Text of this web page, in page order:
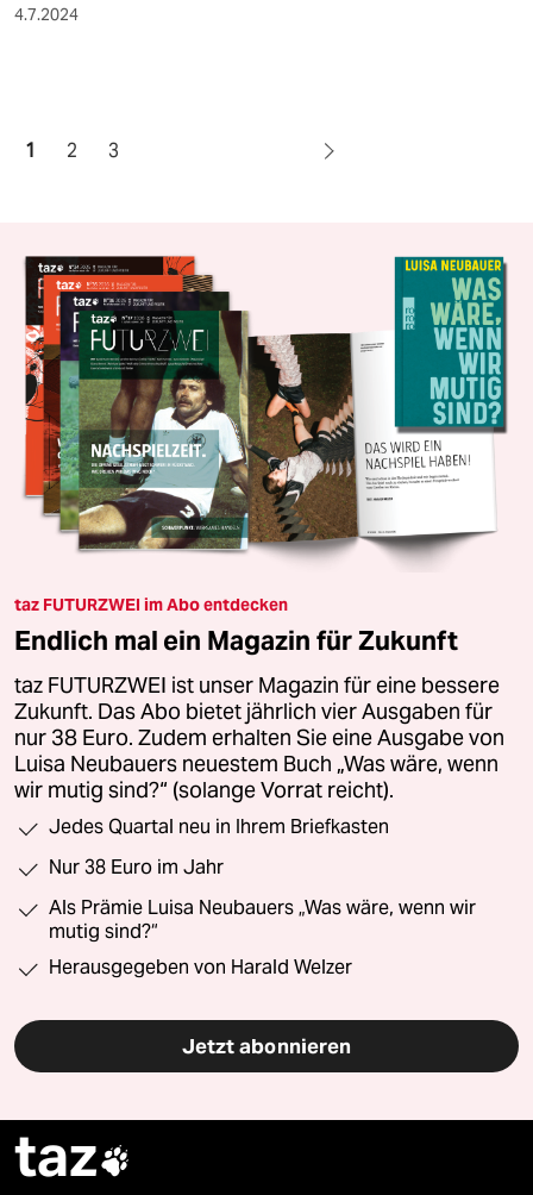
4.7.2024
1 2 3
taz FUTURZWEI im Abo entdecken
Endlich mal ein Magazin für Zukunft
taz FUTURZWEI ist unser Magazin für eine bessere
Zukunft. Das Abo bietet jährlich vier Ausgaben für
nur 38 Euro. Zudem erhalten Sie eine Ausgabe von
Luisa Neubauers neuestem Buch „Was wäre, wenn
wir mutig sind?“ (solange Vorrat reicht).
Jedes Quartal neu in Ihrem Briefkasten
Nur 38 Euro im Jahr
Als Prämie Luisa Neubauers „Was wäre, wenn wir
mutig sind?“
Herausgegeben von Harald Welzer
Jetzt abonnieren
taz